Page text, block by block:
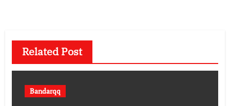
Related Post
Bandarqq